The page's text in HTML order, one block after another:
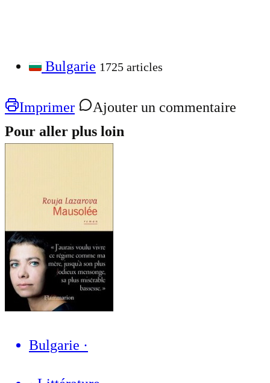
Bulgarie 1725 articles
Imprimer
Ajouter un commentaire
Pour aller plus loin
Bulgarie ·